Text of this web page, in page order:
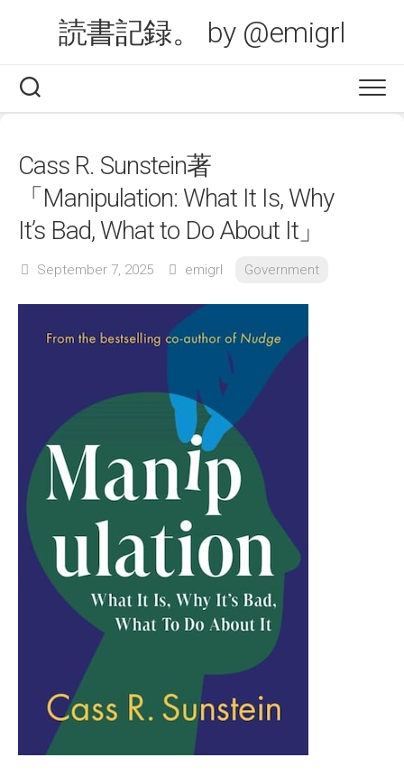
読書記録。 by @emigrl
Cass R. Sunstein著
「Manipulation: What It Is, Why
It’s Bad, What to Do About It」
September 7, 2025 emigrl Government